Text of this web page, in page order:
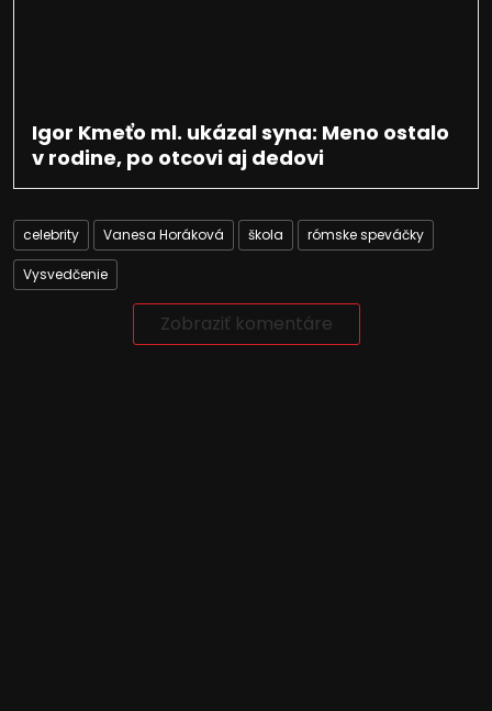
Igor Kmeťo ml. ukázal syna: Meno ostalo
v rodine, po otcovi aj dedovi
celebrity Vanesa Horáková škola rómske speváčky
Vysvedčenie
Zobraziť komentáre